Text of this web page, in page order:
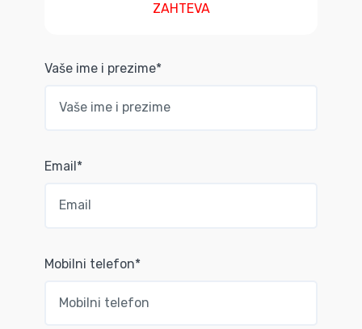
ZAHTEVA
Vaše ime i prezime*
Email*
Mobilni telefon*